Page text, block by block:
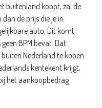
buitenland koopt, zal de
de prijs die je in
auto. Dit komt
BPM bevat. Dat
Nederland te kopen.
kentekent krijgt,
het aankoopbedrag